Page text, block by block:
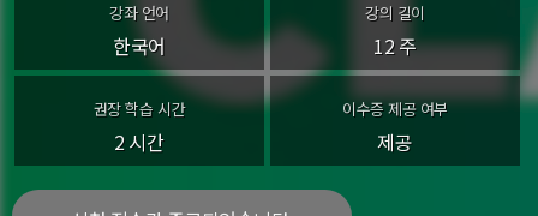
강좌 언어
한국어
강의 길이
12 주
권장 학습 시간
2 시간
이수증 제공 여부
제공